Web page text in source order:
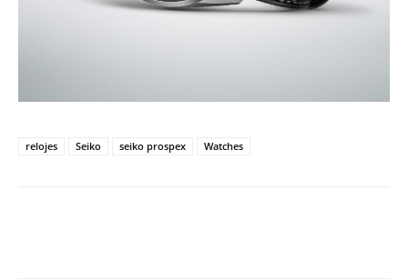
relojes Seiko seiko prospex Watches